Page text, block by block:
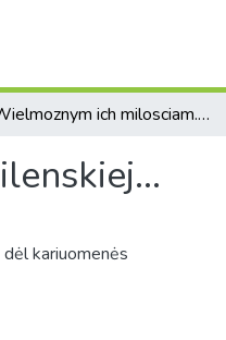
Wielmoznym ich milosciam...kanonikom kapituły wilenskiej...
kariuomenės